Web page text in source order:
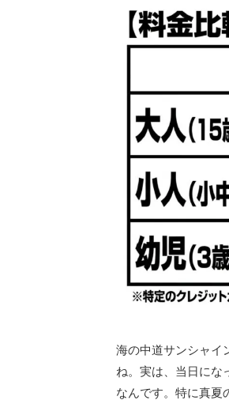
海の中道サンシャイ
ね。実は、当日にな
なんです。特に真夏